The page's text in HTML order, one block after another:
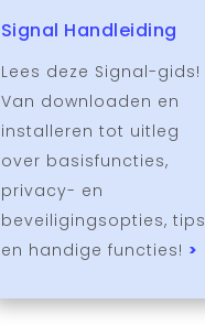
Signal Handleiding
Lees deze Signal-gids!
Van downloaden en
installeren tot uitleg
over basisfuncties,
privacy- en
beveiligingsopties, tips
en handige functies! >